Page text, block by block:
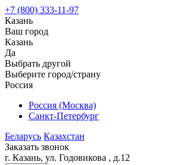
+7 (800) 333-11-97
Казань
Ваш город
Казань
Да
Выбрать другой
Выберите город/страну
Россия
Россия (Москва)
Санкт-Петербург
Беларусь Казахстан
Заказать звонок
г. Казань, ул. Годовикова , д.12